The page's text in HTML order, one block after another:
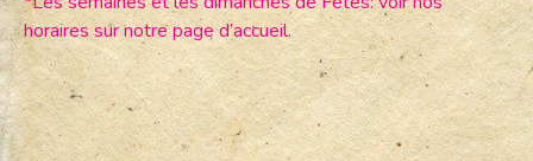
horaires sur notre page d’accueil.